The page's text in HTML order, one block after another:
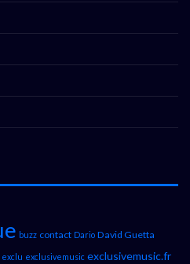
buzz contact Dario David Guetta
exclu exclusivemusic exclusivemusic.fr